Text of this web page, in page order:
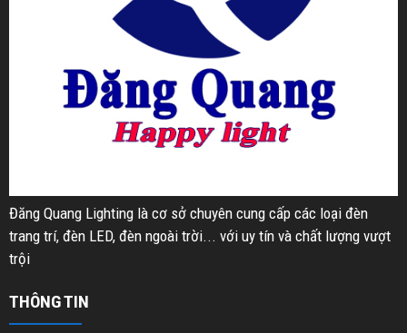
Đăng Quang Lighting là cơ sở chuyên cung cấp các loại đèn
trang trí, đèn LED, đèn ngoài trời... với uy tín và chất lượng vượt
trội
THÔNG TIN